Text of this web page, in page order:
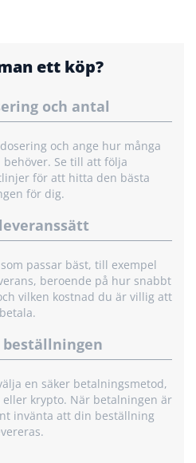
ett köp?
och antal
och ange hur många
Se till att följa
för att hitta den bästa
för dig.
passar bäst, till exempel
beroende på hur snabbt
vilken kostnad du är villig att
betala.
beställningen
en säker betalningsmetod,
krypto. När betalningen är
invänta att din beställning